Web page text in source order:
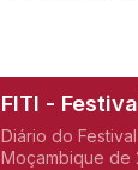
FITI -
Teatro de
Diário do
Moçambique de